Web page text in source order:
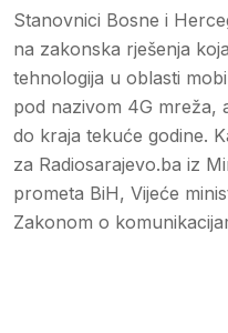
Stanovnici Bosne i
na zakonska rješenja
tehnologija u oblasti
pod nazivom 4G mreža,
do kraja tekuće godine.
za Radiosarajevo.ba iz
prometa BiH, Vijeće
Zakonom o